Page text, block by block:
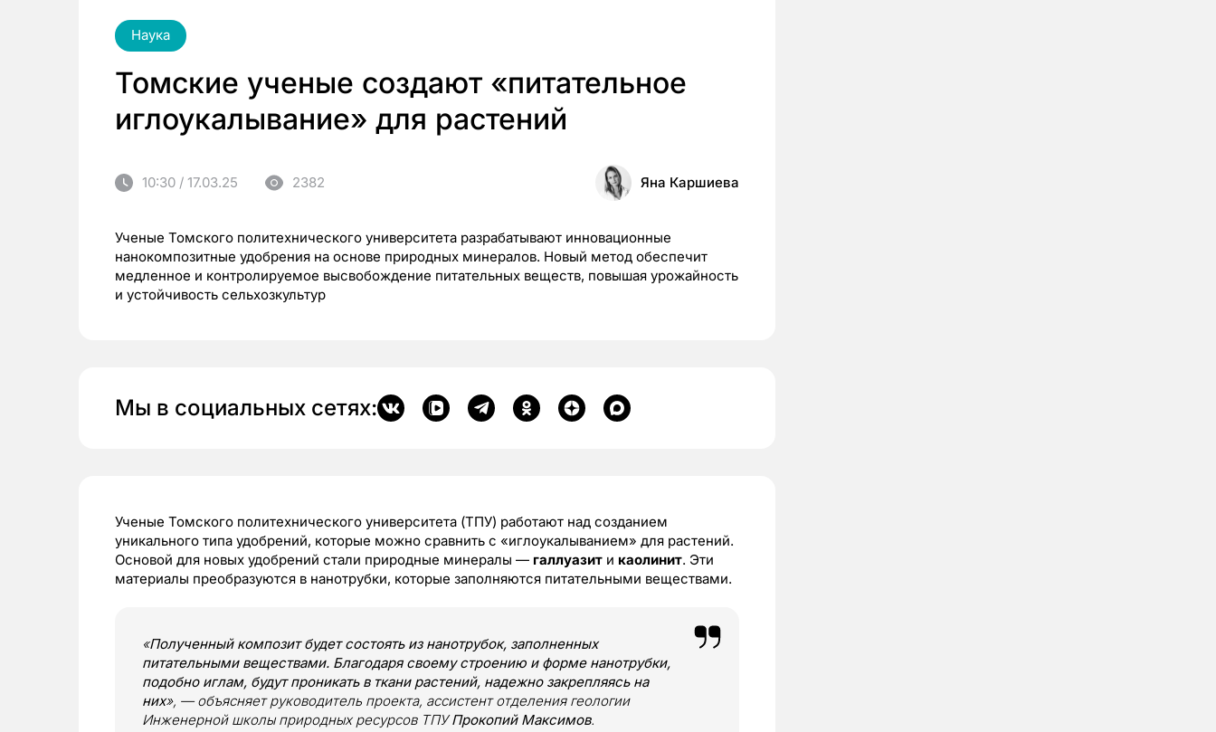
Наука
Томские ученые создают «питательное
иглоукалывание» для растений
10:30 / 17.03.25 2382 Яна Каршиева
Ученые Томского политехнического университета разрабатывают инновационные
нанокомпозитные удобрения на основе природных минералов. Новый метод обеспечит
медленное и контролируемое высвобождение питательных веществ, повышая урожайность
и устойчивость сельхозкультур
Мы в социальных сетях:
Ученые Томского политехнического университета (ТПУ) работают над созданием
уникального типа удобрений, которые можно сравнить с «иглоукалыванием» для растений.
Основой для новых удобрений стали природные минералы — галлуазит и каолинит. Эти
материалы преобразуются в нанотрубки, которые заполняются питательными веществами.
«Полученный композит будет состоять из нанотрубок, заполненных
питательными веществами. Благодаря своему строению и форме нанотрубки,
подобно иглам, будут проникать в ткани растений, надежно закрепляясь на
них», — объясняет руководитель проекта, ассистент отделения геологии
Инженерной школы природных ресурсов ТПУПрокопий Максимов.